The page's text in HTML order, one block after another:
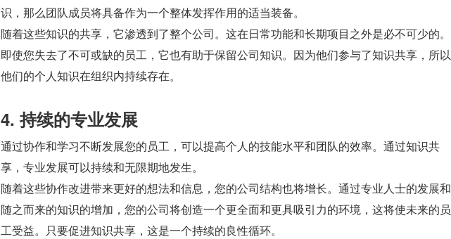
识，那么团队成员将具备作为一个整体发挥作用的适当装备。
随着这些知识的共享，它渗透到了整个公司。这在日常功能和长期项目之外是必不可少的。
即使您失去了不可或缺的员工，它也有助于保留公司知识。因为他们参与了知识共享，所以
他们的个人知识在组织内持续存在。
4. 持续的专业发展
通过协作和学习不断发展您的员工，可以提高个人的技能水平和团队的效率。通过知识共
享，专业发展可以持续和无限期地发生。
随着这些协作改进带来更好的想法和信息，您的公司结构也将增长。通过专业人士的发展和
随之而来的知识的增加，您的公司将创造一个更全面和更具吸引力的环境，这将使未来的员
工受益。只要促进知识共享，这是一个持续的良性循环。